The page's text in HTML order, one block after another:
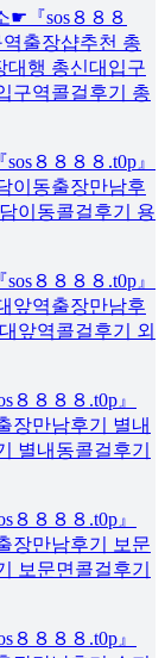
☛『sos８８８
출장샵추천 총
대행 총신대입구
구역콜걸후기 총
８８８８.t0p』
이동출장만남후
이동콜걸후기 용
８８８８.t0p』
앞역출장만남후
앞역콜걸후기 외
８８８.t0p』
장만남후기 별내
별내동콜걸후기
８８８.t0p』
장만남후기 보문
보문면콜걸후기
８８８.t0p』